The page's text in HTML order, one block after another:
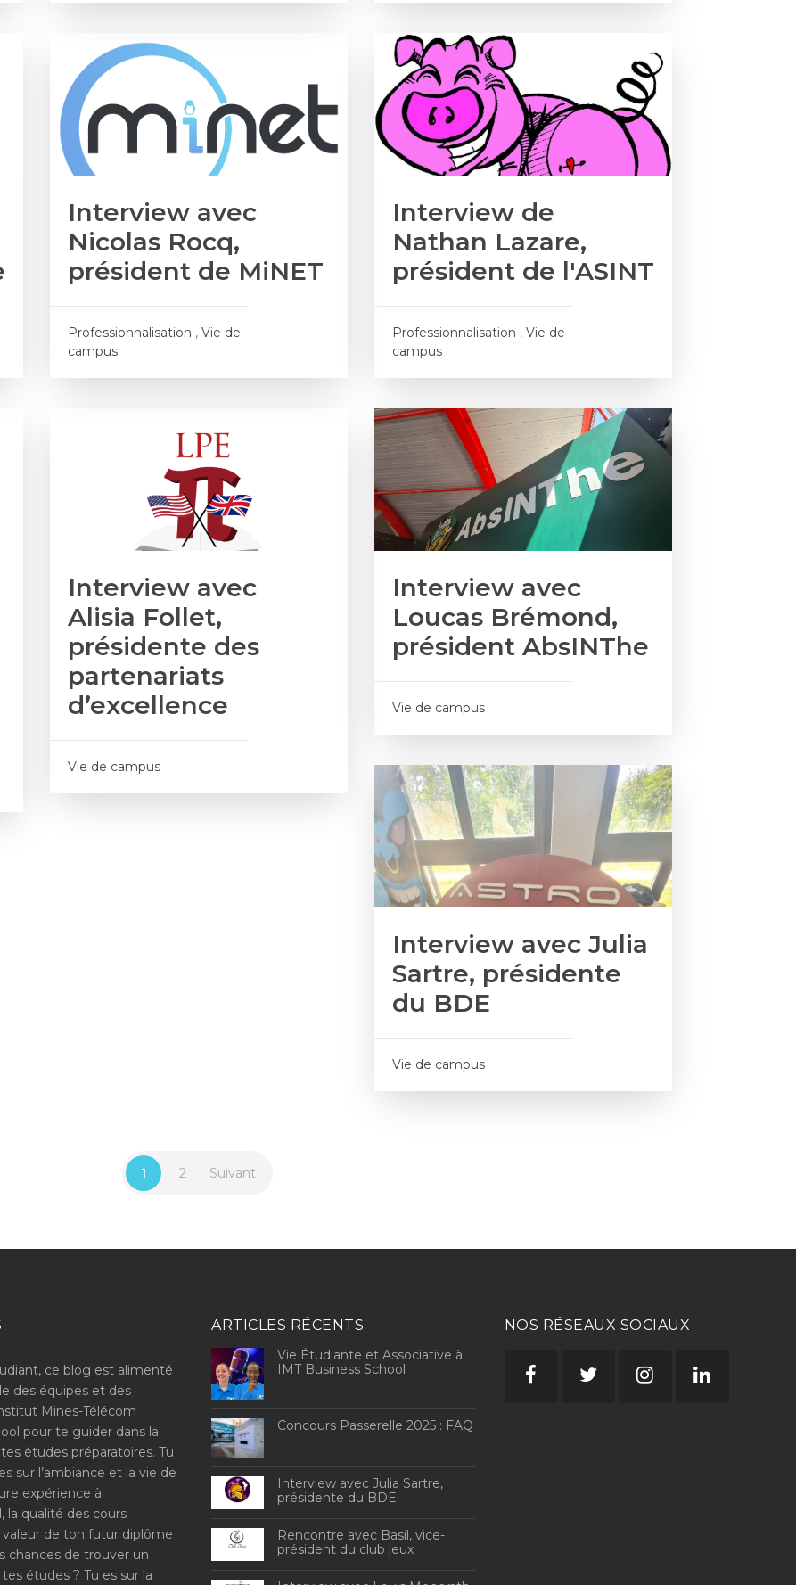
Interview avec
Nicolas Rocq,
président de MiNET
Professionnalisation , Vie de
campus
Interview de
Nathan Lazare,
président de l'ASINT
Professionnalisation , Vie de
campus
Interview avec
Alisia Follet,
présidente des
partenariats
d’excellence
Vie de campus
Interview avec
Loucas Brémond,
président AbsINThe
Vie de campus
Interview avec Julia
Sartre, présidente
du BDE
Vie de campus
1 2 Suivant
ce blog est alimenté
des équipes et des
Mines-Télécom
pour te guider dans la
études préparatoires. Tu
sur l’ambiance et la vie de
expérience à
la qualité des cours
valeur de ton futur diplôme
chances de trouver un
études ? Tu es sur la
ARTICLES RÉCENTS
Vie Étudiante et Associative à
IMT Business School
Concours Passerelle 2025 : FAQ
Interview avec Julia Sartre,
présidente du BDE
Rencontre avec Basil, vice-
président du club jeux
NOS RÉSEAUX SOCIAUX